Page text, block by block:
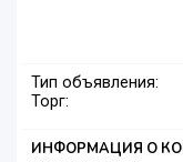
Тип объявления:
Торг:
ИНФОРМАЦИЯ О